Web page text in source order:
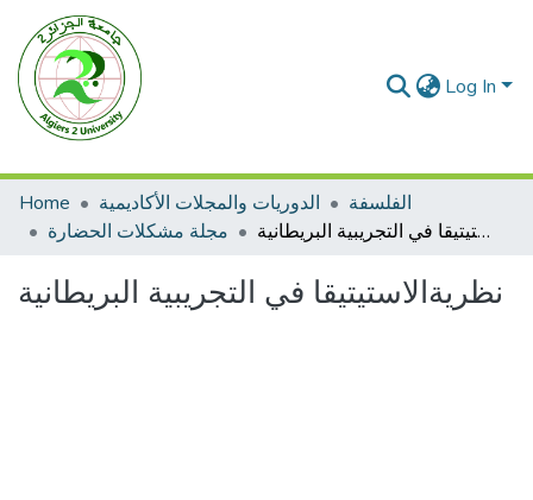
Log In
Home الدوريات والمجلات الأكاديمية
الفلسفة
مجلة مشكلات الحضارة
نظريةالاستيتيقا في التجريبية البريطانية
نظريةالاستيتيقا في التجريبية البريطانية